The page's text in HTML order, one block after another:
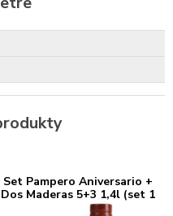
Set Pampero Aniversario +
Dos Maderas 5+3 1,4l (set 1
x 0.7 l, 1 x 0.7 l)